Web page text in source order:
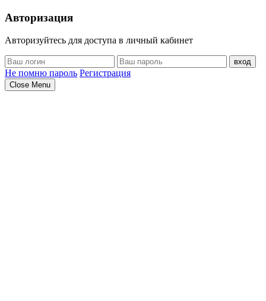
Авторизация
Авторизуйтесь для доступа в личный кабинет
вход
Не помню пароль Регистрация
Close Menu